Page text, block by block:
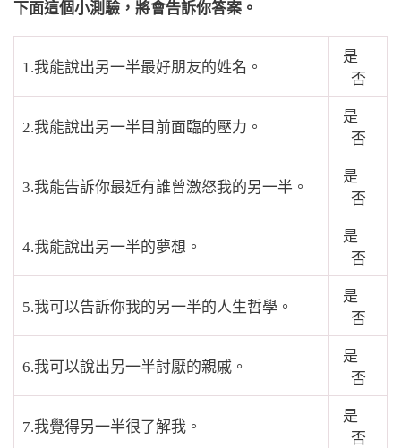
下面這個小測驗，將會告訴你答案。
1.我能說出另一半最好朋友的姓名。
是
否
2.我能說出另一半目前面臨的壓力。
是
否
3.我能告訴你最近有誰曾激怒我的另一半。
是
否
4.我能說出另一半的夢想。
是
否
5.我可以告訴你我的另一半的人生哲學。
是
否
6.我可以說出另一半討厭的親戚。
是
否
7.我覺得另一半很了解我。
是
否